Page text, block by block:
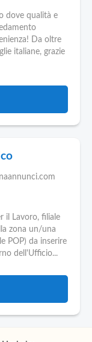
dove qualità e
Da oltre
italiane, grazie
il Lavoro, filiale
zona un/una
POP) da inserire
dell'Ufficio...